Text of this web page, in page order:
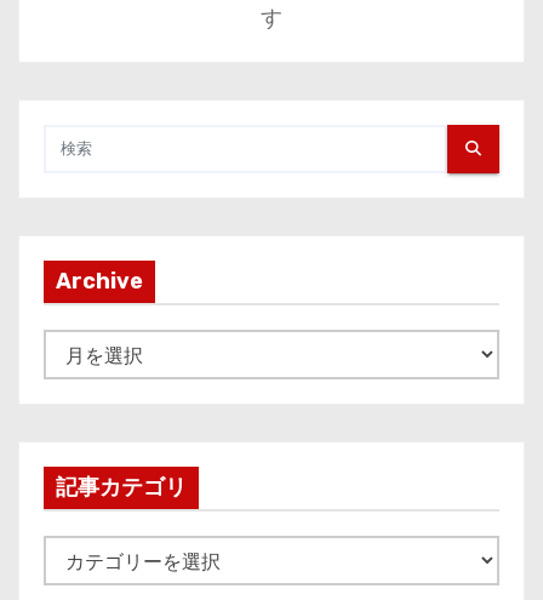
す
Archive
r
v
記事カテゴリ
事